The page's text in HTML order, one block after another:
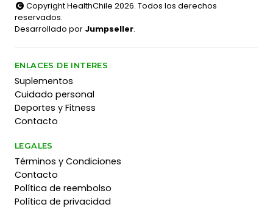
Copyright HealthChile 2026. Todos los derechos
reservados.
Desarrollado por Jumpseller.
ENLACES DE INTERES
Suplementos
Cuidado personal
Deportes y Fitness
Contacto
LEGALES
Términos y Condiciones
Contacto
Política de reembolso
Política de privacidad